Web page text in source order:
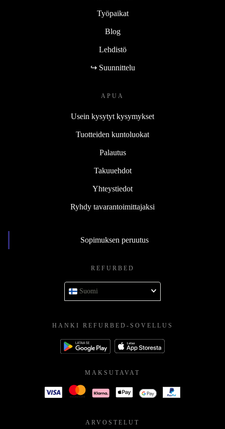
Työpaikat
Blog
Lehdistö
↪ Suunnittelu
APUA
Usein kysytyt kysymykset
Tuotteiden kuntoluokat
Palautus
Takuuehdot
Yhteystiedot
Ryhdy tavarantoimittajaksi
Sopimuksen peruutus
REFURBED
Suomi
HANKI REFURBED-SOVELLUS
MAKSUTAVAT
ARVOSTELUT